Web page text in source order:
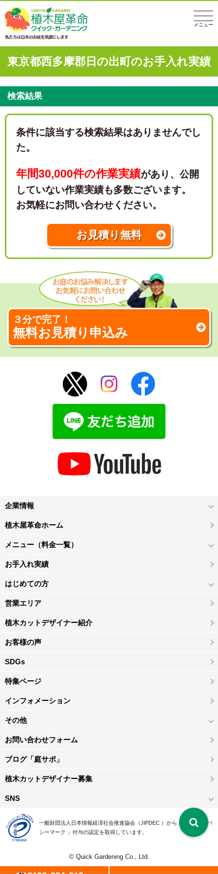
メニュー
東京都西多摩郡日の出町のお手入れ実績
検索結果
条件に該当する検索結果はありませんでし
た。
年間30,000件の作業実績があり、 公開
していない作業実績も多数ございます。
お気軽にお問い合わせください。
お見積り無料
３分で完了！
無料お見積り申込み
企業情報
植木屋革命ホーム
メニュー（料金一覧）
お手入れ実績
はじめての方
営業エリア
植木カットデザイナー紹介
お客様の声
SDGs
特集ページ
インフォメーション
その他
お問い合わせフォーム
ブログ「庭サポ」
植木カットデザイナー募集
SNS
一般財団法人日本情報経済社会推進協会（JIPDEC ）から 、「 プライバ
シーマーク 」付与の認定を取得しています。
© Quick Gardening Co., Ltd.